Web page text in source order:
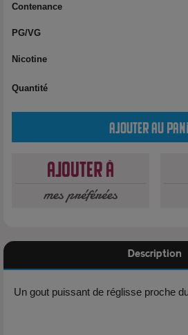
Contenance
PG/VG
Nicotine
Quantité
Ajouter au
Ajouter à
mes préférées
Description
Un gout puissant de réglisse proche